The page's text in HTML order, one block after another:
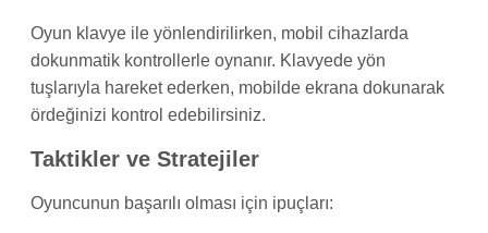
Oyun klavye ile yönlendirilirken, mobil cihazlarda
dokunmatik kontrollerle oynanır. Klavyede yön
tuşlarıyla hareket ederken, mobilde ekrana dokunarak
ördeğinizi kontrol edebilirsiniz.
Taktikler ve Stratejiler
Oyuncunun başarılı olması için ipuçları: